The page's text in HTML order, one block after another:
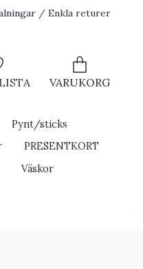
/ Enkla returer
VARUKORG
Pynt/sticks
PRESENTKORT
Väskor